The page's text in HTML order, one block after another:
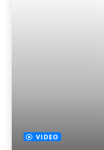
VIDEO